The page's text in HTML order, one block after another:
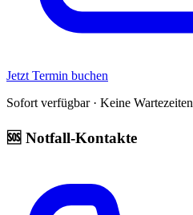
Jetzt Termin buchen
Sofort verfügbar · Keine Wartezeiten
🆘 Notfall-Kontakte